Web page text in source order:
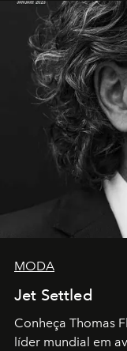
MODA
Jet Settled
Conheça Thomas
líder mundial em